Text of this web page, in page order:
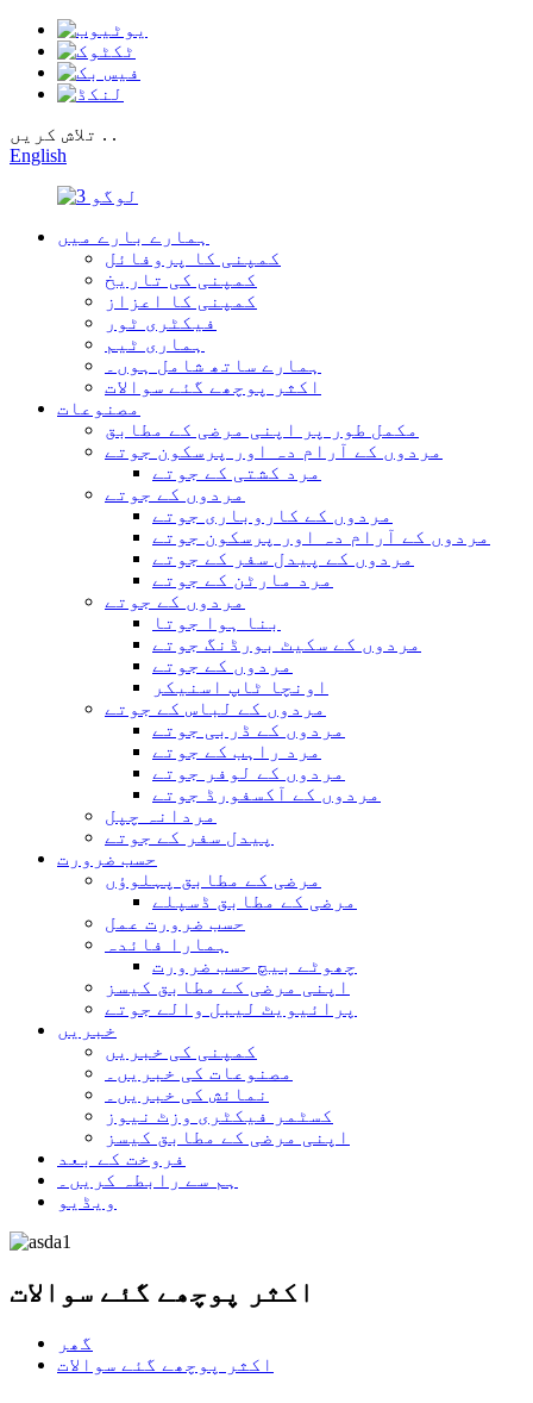
تلاش کریں . .
English
ہمارے بارے میں
کمپنی کا پروفائل
کمپنی کی تاریخ
کمپنی کا اعزاز
فیکٹری ٹور
ہماری ٹیم
ہمارے ساتھ شامل ہوں۔
اکثر پوچھے گئے سوالات
مصنوعات
مکمل طور پر اپنی مرضی کے مطابق
مردوں کے آرام دہ اور پرسکون جوتے
مرد کشتی کے جوتے
مردوں کے جوتے
مردوں کے کاروباری جوتے
مردوں کے آرام دہ اور پرسکون جوتے
مردوں کے پیدل سفر کے جوتے
مرد مارٹن کے جوتے
مردوں کے جوتے
بنا ہوا جوتا
مردوں کے سکیٹ بورڈنگ جوتے
مردوں کے جوتے
اونچا ٹاپ اسنیکر
مردوں کے لباس کے جوتے
مردوں کے ڈربی جوتے
مرد راہب کے جوتے
مردوں کے لوفر جوتے
مردوں کے آکسفورڈ جوتے
مردانہ چپل
پیدل سفر کے جوتے
حسب ضرورت
مرضی کے مطابق پہلوؤں
مرضی کے مطابق ڈسپلے
حسب ضرورت عمل
ہمارا فائدہ
چھوٹے بیچ حسب ضرورت
اپنی مرضی کے مطابق کیسز
پرائیویٹ لیبل والے جوتے
خبریں
کمپنی کی خبریں
مصنوعات کی خبریں۔
نمائش کی خبریں۔
کسٹمر فیکٹری وزٹ نیوز
اپنی مرضی کے مطابق کیسز
فروخت کے بعد
ہم سے رابطہ کریں۔
ویڈیو
اکثر پوچھے گئے سوالات
گھر
اکثر پوچھے گئے سوالات